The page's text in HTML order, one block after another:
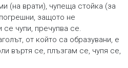
(на врати), чупеща стойка (за
защото не
чупи, пречупва се.
от който са образувани, е
въртя се, плъзгам се, чупя се,